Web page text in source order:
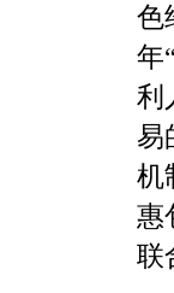
色
年
利
易
机
惠
联